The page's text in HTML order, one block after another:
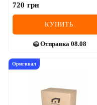
720 грн
КУПИТЬ
Отправка 08.08
Оригинал